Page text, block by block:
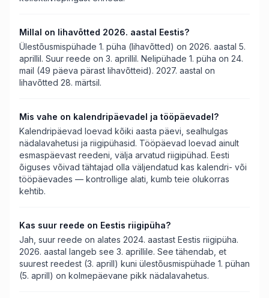
Millal on lihavõtted 2026. aastal Eestis?
Ülestõusmispühade 1. püha (lihavõtted) on 2026. aastal 5.
aprillil. Suur reede on 3. aprillil. Nelipühade 1. püha on 24.
mail (49 päeva pärast lihavõtteid). 2027. aastal on
lihavõtted 28. märtsil.
Mis vahe on kalendripäevadel ja tööpäevadel?
Kalendripäevad loevad kõiki aasta päevi, sealhulgas
nädalavahetusi ja riigipühasid. Tööpäevad loevad ainult
esmaspäevast reedeni, välja arvatud riigipühad. Eesti
õiguses võivad tähtajad olla väljendatud kas kalendri- või
tööpäevades — kontrollige alati, kumb teie olukorras
kehtib.
Kas suur reede on Eestis riigipüha?
Jah, suur reede on alates 2024. aastast Eestis riigipüha.
2026. aastal langeb see 3. aprillile. See tähendab, et
suurest reedest (3. aprill) kuni ülestõusmispühade 1. pühan
(5. aprill) on kolmepäevane pikk nädalavahetus.